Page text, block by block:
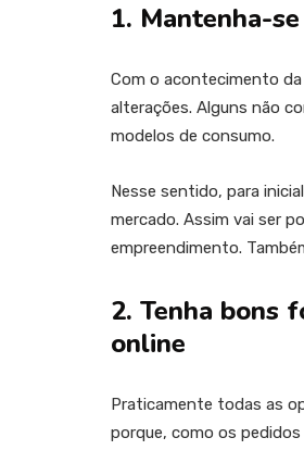
1. Mantenha-
Com o acontecimento
alterações. Alguns não
modelos de consumo.
Nesse sentido, para
mercado. Assim vai ser
empreendimento.
2. Tenha bons
online
Praticamente todas as
porque, como os